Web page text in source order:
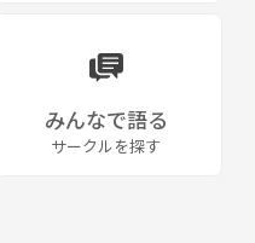
みんなで語る
サークルを探す